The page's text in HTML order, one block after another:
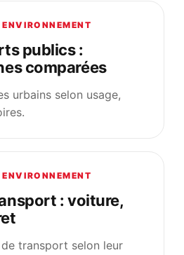
publics :
comparées
urbains selon usage,
: voiture,
transport selon leur